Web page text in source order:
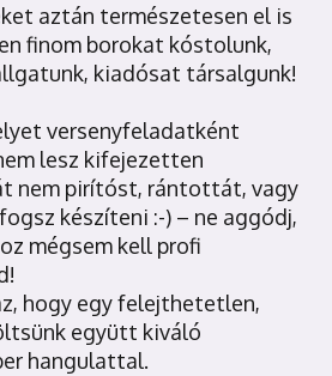
aztán természetesen el is
finom borokat kóstolunk,
kiadósat társalgunk!
versenyfeladatként
lesz kifejezetten
nem pirítóst, rántottát, vagy
készíteni :-) – ne aggódj,
mégsem kell profi
hogy egy felejthetetlen,
együtt kiváló
hangulattal.